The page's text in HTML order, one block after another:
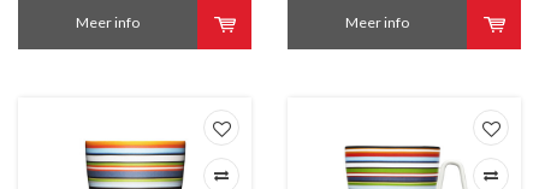
Meer info Meer info